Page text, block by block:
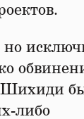
Шихиди
либо